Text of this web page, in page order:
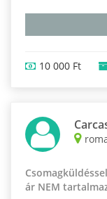
10 000 Ft
ár NEM